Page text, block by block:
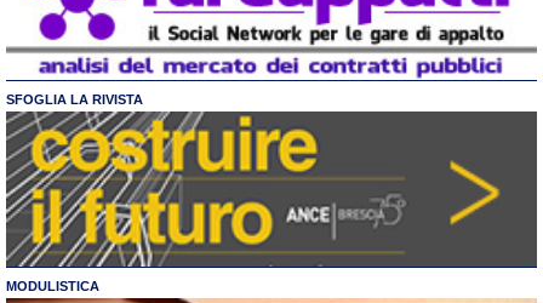
SFOGLIA LA RIVISTA
MODULISTICA